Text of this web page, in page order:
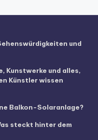
und
Kunstwerke und alles,
Künstler wissen
Balkon-Solaranlage?
steckt hinter dem